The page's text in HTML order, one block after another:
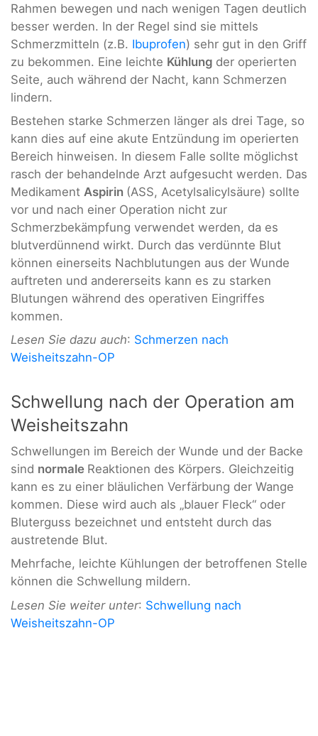
Rahmen bewegen und nach wenigen Tagen deutlich
besser werden. In der Regel sind sie mittels
Schmerzmitteln (z.B. Ibuprofen) sehr gut in den Griff
zu bekommen. Eine leichte Kühlung der operierten
Seite, auch während der Nacht, kann Schmerzen
lindern.
Bestehen starke Schmerzen länger als drei Tage, so
kann dies auf eine akute Entzündung im operierten
Bereich hinweisen. In diesem Falle sollte möglichst
rasch der behandelnde Arzt aufgesucht werden. Das
Medikament Aspirin (ASS, Acetylsalicylsäure) sollte
vor und nach einer Operation nicht zur
Schmerzbekämpfung verwendet werden, da es
blutverdünnend wirkt. Durch das verdünnte Blut
können einerseits Nachblutungen aus der Wunde
auftreten und andererseits kann es zu starken
Blutungen während des operativen Eingriffes
kommen.
Lesen Sie dazu auch: Schmerzen nach
Weisheitszahn-OP
Schwellung nach der Operation am
Weisheitszahn
Schwellungen im Bereich der Wunde und der Backe
sind normale Reaktionen des Körpers. Gleichzeitig
kann es zu einer bläulichen Verfärbung der Wange
kommen. Diese wird auch als „blauer Fleck“ oder
Bluterguss bezeichnet und entsteht durch das
austretende Blut.
Mehrfache, leichte Kühlungen der betroffenen Stelle
können die Schwellung mildern.
Lesen Sie weiter unter: Schwellung nach
Weisheitszahn-OP